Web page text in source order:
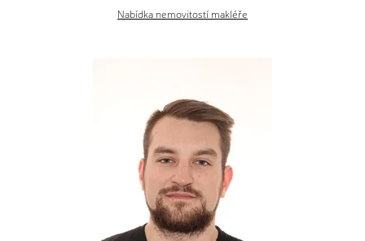
Nabídka nemovitostí makléře